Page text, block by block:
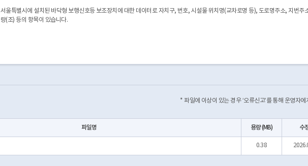
서울특별시에 설치된 바닥형 보행신호등 보조장치에 대한 데이터로 자치구, 번호, 시설물 위치명(교차로명 등), 도로명주소, 지번주
량(조) 등의 항목이 있습니다.
* 파일에 이상이 있는 경우 ‘오류신고’를 통해 운영자에
파일명 용량 (MB) 수
0.38